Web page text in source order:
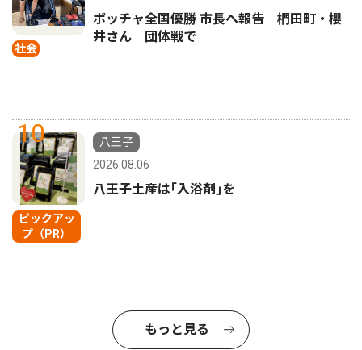
社会
ボッチャ全国優勝 市長へ報告 椚田町・櫻
井さん 団体戦で
10
ピックアッ
プ（PR）
八王子
2026.08.06
八王子土産は｢入浴剤｣を
もっと見る